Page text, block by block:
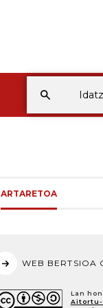
ARTARETOA
WEB BERTSIOA
Lan
Aitortu-